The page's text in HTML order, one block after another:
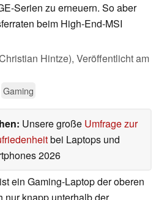
Serien zu erneuern. So aber
beim High-End-MSI
Hintze), Veröffentlicht am
Gaming
Unsere große Umfrage zur
bei Laptops und
2026
ein Gaming-Laptop der oberen